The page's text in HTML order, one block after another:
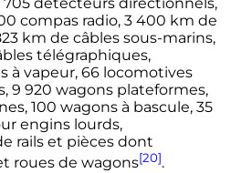
705 détecteurs directionnels,
compas radio, 3 400 km de
km de câbles sous-marins,
télégraphiques,
à vapeur, 66 locomotives
9 920 wagonsplateformes,
100 wagons à bascule, 35
engins lourds,
rails et pièces dont
roues de wagons[20].